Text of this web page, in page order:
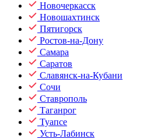
Новочеркасск
Новошахтинск
Пятигорск
Ростов-на-Дону
Самара
Саратов
Славянск-на-Кубани
Сочи
Ставрополь
Таганрог
Туапсе
Усть-Лабинск